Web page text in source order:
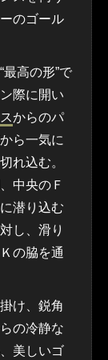
のゴール
高の形”で
際に開い
からのパ
ら一気に
れ込む。
中央のＦ
潜り込む
し、滑り
の脇を通
け、鋭角
の冷静な
美しいゴ